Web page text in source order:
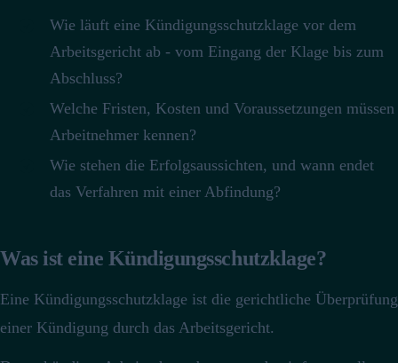
Wie läuft eine Kündigungsschutzklage vor dem
Arbeitsgericht ab - vom Eingang der Klage bis zum
Abschluss?
Welche Fristen, Kosten und Voraussetzungen müssen
Arbeitnehmer kennen?
Wie stehen die Erfolgsaussichten, und wann endet
das Verfahren mit einer Abfindung?
Was ist eine Kündigungsschutzklage?
Eine Kündigungsschutzklage ist die gerichtliche Überprüfung
einer Kündigung durch das Arbeitsgericht.